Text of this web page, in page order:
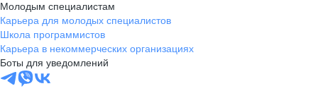
Молодым специалистам
Карьера для молодых специалистов
Школа программистов
Карьера в некоммерческих организациях
Боты для уведомлений